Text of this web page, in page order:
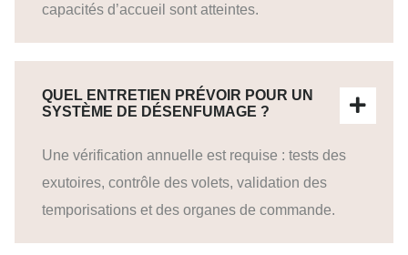
capacités d’accueil sont atteintes.
QUEL ENTRETIEN PRÉVOIR POUR UN
SYSTÈME DE DÉSENFUMAGE ?
Une vérification annuelle est requise : tests des
exutoires, contrôle des volets, validation des
temporisations et des organes de commande.